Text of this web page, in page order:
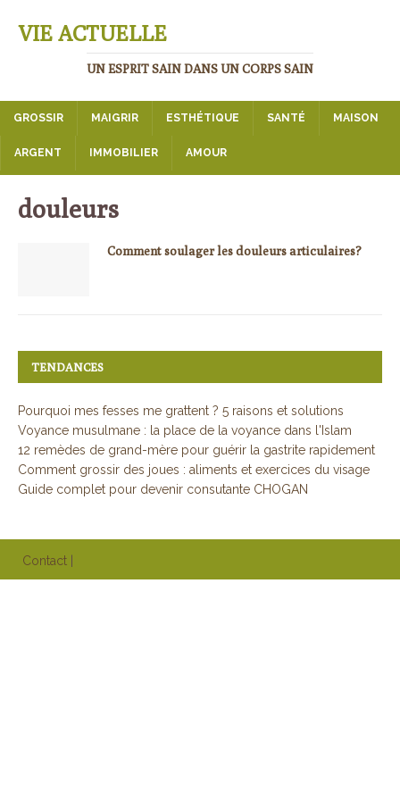
VIE ACTUELLE
UN ESPRIT SAIN DANS UN CORPS SAIN
GROSSIR MAIGRIR ESTHÉTIQUE SANTÉ MAISON
ARGENT IMMOBILIER AMOUR
douleurs
Comment soulager les douleurs articulaires?
TENDANCES
Pourquoi mes fesses me grattent ? 5 raisons et solutions
Voyance musulmane : la place de la voyance dans l'Islam
12 remèdes de grand-mère pour guérir la gastrite rapidement
Comment grossir des joues : aliments et exercices du visage
Guide complet pour devenir consutante CHOGAN
Contact